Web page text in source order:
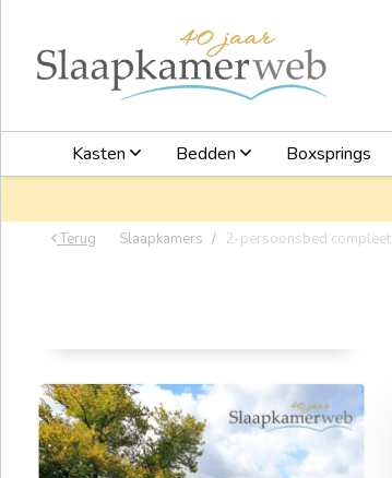
Kasten Bedden Boxsprings
Terug Slaapkamers 2-persoonsbed compleet